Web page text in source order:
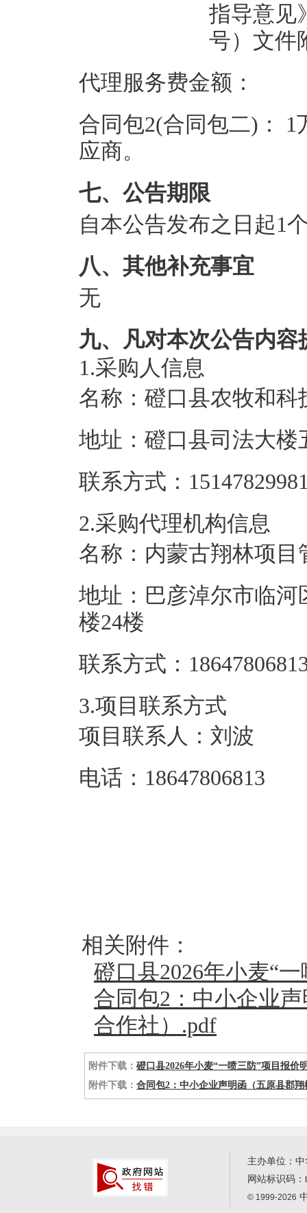
指导意见
号）文件
代理服务费金额：
合同包2(合同包二)：
1
应商。
七、公告期限
自本公告发布之日起1
八、其他补充事宜
无
九、凡对本次公告内
1.采购人信息
名称： 磴口县农牧和科
地址： 磴口县司法大楼
联系方式：
2.采购代理机构信息
名称： 内蒙古翔林项目
地址： 巴彦淖尔市临
楼24楼
联系方式：
3.项目联系方式
项目联系人： 刘波
电话： 18647806813
相关附件：
磴口县2026年小麦“
合同包2：中小企业
合作社）.pdf
附件下载： 磴口县2026年小麦“一喷三防”项目报价
附件下载： 合同包2：中小企业声明函（五原县郡
主办单位：
网站标识码：
© 1999-2026